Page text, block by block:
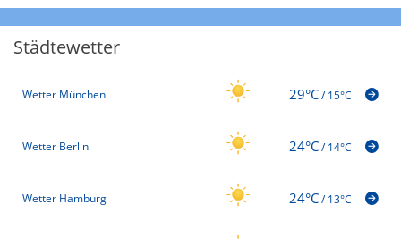
Städtewetter
Wetter München 29°C/15°C
Wetter Berlin 24°C/14°C
Wetter Hamburg 24°C/13°C